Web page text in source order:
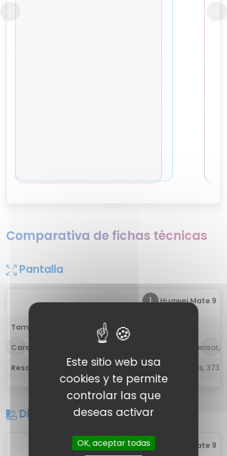
Comparativa de fichas técnicas
Pantalla
1 Huawei Mate 9
Tamaño
Características
Ambient light sensor,
Resolución
1920 x 1080 pixels, 373
Diseño
1 Huawei Mate 9
Este sitio web usa
cookies y te permite
controlar las que
deseas activar
OK, aceptar todas